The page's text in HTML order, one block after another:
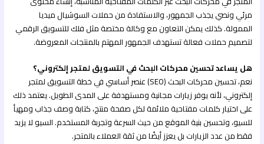
مرئي ونصي يجذب الجمهور، والاستفادة من حملات السوشيال ميديا
الممولة. كذلك يمكن التعاون مع وكالة مختصة مثل فلك للتسويق الرقمي
لتصميم حملات فعالة تستهدف الجمهور المهتم بالمنتجات المعروضة.
هل يساعد تحسين محركات البحث في التسويق لمتجر إلكتروني؟
نعم، تحسين محركات البحث (SEO) عنصر أساسي في خطة التسويق لمتجر
إلكتروني، لأنه يوفر زيارات مجانية ومستهدفة على المدى الطويل. يعتمد ذلك
على اختيار كلمات مفتاحية ملائمة لكل صفحة منتج، كتابة وصف جذاب ومهيأ
للسيو، وتحسين بنية الموقع من حيث السرعة وتجربة المستخدم. السيو لا يزيد
فقط من عدد الزيارات بل يعزز أيضًا من ثقة العملاء بالمتجر.